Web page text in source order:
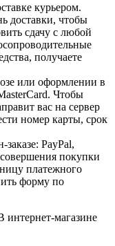
курьером.
доставки, чтобы
сдачу с любой
получаете
или оформлении в
Чтобы
вас на сервер
номер карты, срок
PayPal,
покупки
платежного
форму по
интернет-магазине